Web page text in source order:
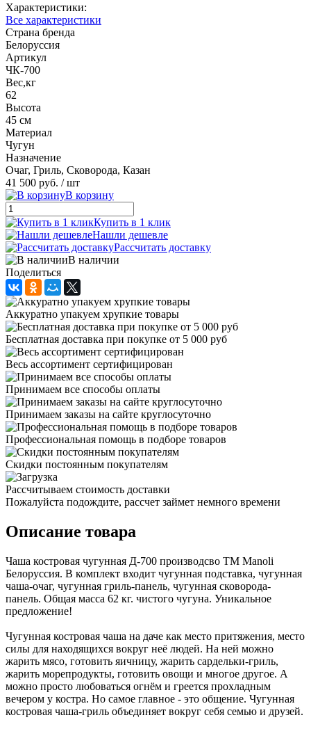
Характеристики:
Все характеристики
Страна бренда
Белоруссия
Артикул
ЧК-700
Вес,кг
62
Высота
45 см
Материал
Чугун
Назначение
Очаг, Гриль, Сковорода, Казан
41 500 руб. / шт
В корзину
Купить в 1 клик
Нашли дешевле
Рассчитать доставку
В наличии
Поделиться
Аккуратно упакуем хрупкие товары
Бесплатная доставка при покупке от 5 000 руб
Весь ассортимент сертифицирован
Принимаем все способы оплаты
Принимаем заказы на сайте круглосуточно
Профессиональная помощь в подборе товаров
Скидки постоянным покупателям
Рассчитываем стоимость доставки
Пожалуйста подождите, рассчет займет немного времени
Описание товара
Чаша костровая чугунная Д-700 производсво ТМ Manoli
Белоруссия. В комплект входит чугунная подставка, чугунная
чаша-очаг, чугунная гриль-панель, чугунная сковорода-
панель. Общая масса 62 кг. чистого чугуна. Уникальное
предложение!
Чугунная костровая чаша на даче как место притяжения, место
силы для находящихся вокруг неё людей. На ней можно
жарить мясо, готовить яичницу, жарить сардельки-гриль,
жарить морепродукты, готовить овощи и многое другое. А
можно просто любоваться огнём и греется прохладным
вечером у костра. Но самое главное - это общение. Чугунная
костровая чаша-гриль объединяет вокруг себя семью и друзей.